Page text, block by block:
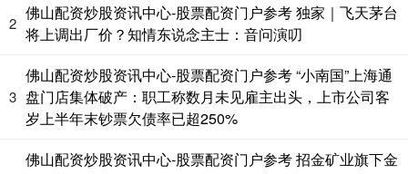
2
佛山配资炒股资讯中心-股票配资门户参考 独家｜飞天茅台
将上调出厂价？知情东说念主士：音问演叨
3
佛山配资炒股资讯中心-股票配资门户参考 “小南国”上海通
盘门店集体破产：职工称数月未见雇主出头，上市公司客
岁上半年末钞票欠债率已超250%
佛山配资炒股资讯中心-股票配资门户参考 招金矿业旗下金